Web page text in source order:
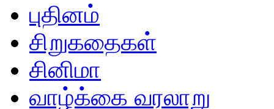
புதினம்
சிறுகதைகள்
சினிமா
வாழ்க்கை வரலாறு